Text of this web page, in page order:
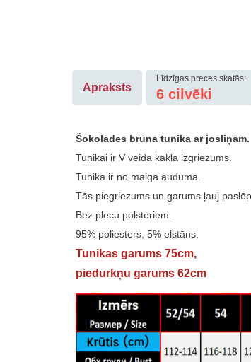
Apraksts
Līdzīgas preces skatās:
6 cilvēki
Šokolādes brūna tunika ar josliņām.
Tunikai ir V veida kakla izgriezums.
Tunika ir no maiga auduma.
Tās piegriezums un garums ļauj
Bez plecu polsteriem.
95% poliesters, 5% elstāns.
Tunikas garums 75cm,
piedurkņu garums 62cm